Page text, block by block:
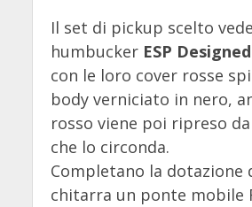
Il set di pickup scelto
humbucker ESP
con le loro cover rosse
body verniciato in nero,
rosso viene poi ripreso
che lo circonda.
Completano la dotazione
chitarra un ponte mobile